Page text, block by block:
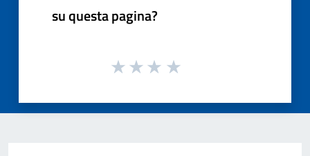
su questa pagina?